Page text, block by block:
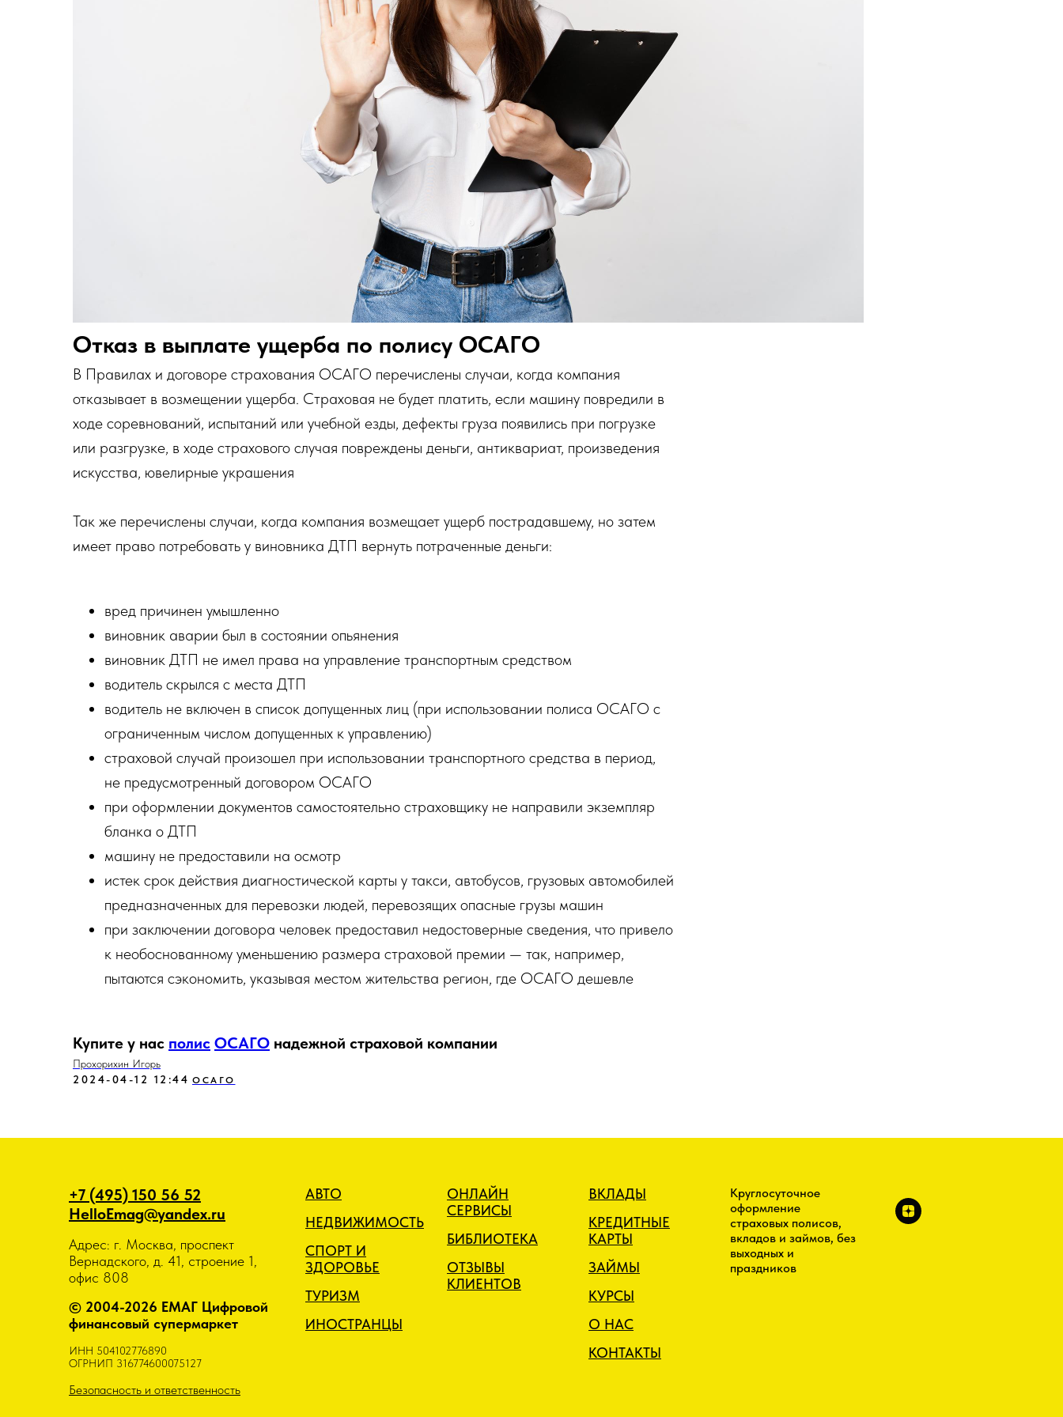
Отказ в выплате ущерба по полису ОСАГО
В Правилах и договоре страхования ОСАГО перечислены случаи, когда компания
отказывает в возмещении ущерба. Страховая не будет платить, если машину повредили в
ходе соревнований, испытаний или учебной езды, дефекты груза появились при погрузке
или разгрузке, в ходе страхового случая повреждены деньги, антиквариат, произведения
искусства, ювелирные украшения
Так же перечислены случаи, когда компания возмещает ущерб пострадавшему, но затем
имеет право потребовать у виновника ДТП вернуть потраченные деньги:
вред причинен умышленно
виновник аварии был в состоянии опьянения
виновник ДТП не имел права на управление транспортным средством
водитель скрылся с места ДТП
водитель не включен в список допущенных лиц (при использовании полиса ОСАГО с
ограниченным числом допущенных к управлению)
страховой случай произошел при использовании транспортного средства в период,
не предусмотренный договором ОСАГО
при оформлении документов самостоятельно страховщику не направили экземпляр
бланка о ДТП
машину не предоставили на осмотр
истек срок действия диагностической карты у такси, автобусов, грузовых автомобилей
предназначенных для перевозки людей, перевозящих опасные грузы машин
при заключении договора человек предоставил недостоверные сведения, что привело
к необоснованному уменьшению размера страховой премии — так, например,
пытаются сэкономить, указывая местом жительства регион, где ОСАГО дешевле
Купите у нас полис ОСАГО надежной страховой компании
Прохорихин Игорь
2024-04-12 12:44 ОСАГО
+7 (495) 150 56 52
HelloEmag@yandex.ru
Адрес: г. Москва, проспект
Вернадского, д. 41, строение 1,
офис 808
© 2004-2026 ЕМАГ Цифровой
финансовый супермаркет
ИНН 504102776890
ОГРНИП 316774600075127
Безопасность и ответственность
АВТО
НЕДВИЖИМОСТЬ
СПОРТ И
ЗДОРОВЬЕ
ТУРИЗМ
ИНОСТРАНЦЫ
ОНЛАЙН
СЕРВИСЫ
БИБЛИОТЕКА
ОТЗЫВЫ
КЛИЕНТОВ
ВКЛАДЫ
КРЕДИТНЫЕ
КАРТЫ
ЗАЙМЫ
КУРСЫ
О НАС
КОНТАКТЫ
Круглосуточное
оформление
страховых полисов,
вкладов и займов, без
выходных и
праздников